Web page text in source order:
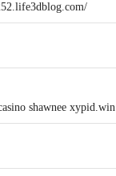
shawnee xypid.win